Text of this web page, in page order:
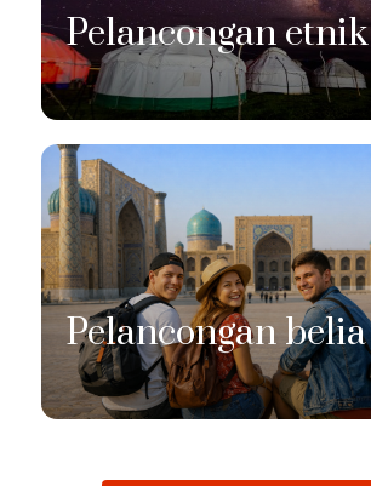
Pelancongan etnik
Pelancongan belia